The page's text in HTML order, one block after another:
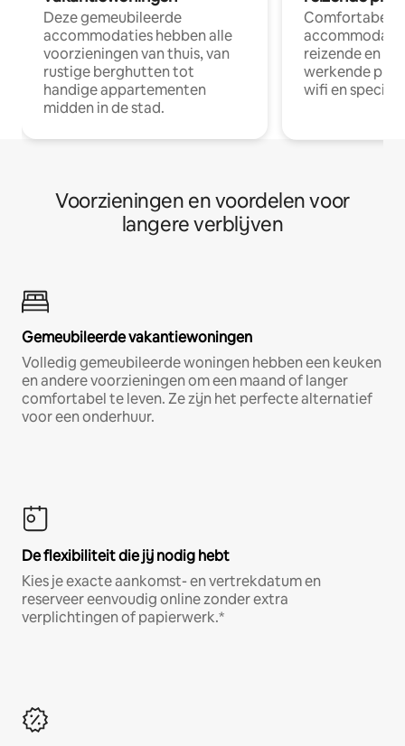
Deze gemeubileerde
accommodaties hebben alle
voorzieningen van thuis, van
rustige berghutten tot
handige appartementen
midden in de stad.
Comfortabele
reizende en
werkende
wifi en
Voorzieningen en voordelen voor
langere verblijven
Gemeubileerde vakantiewoningen
Volledig gemeubileerde woningen hebben een keuken
en andere voorzieningen om een maand of langer
comfortabel te leven. Ze zijn het perfecte alternatief
voor een onderhuur.
De flexibiliteit die jij nodig hebt
Kies je exacte aankomst- en vertrekdatum en
reserveer eenvoudig online zonder extra
verplichtingen of papierwerk.*